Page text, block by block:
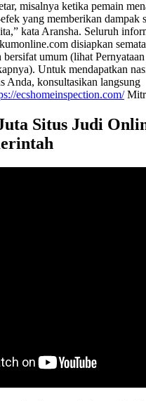
misalnya ketika pemain
yang memberikan dampak
kata Aransha. Seluruh
disiapkan
umum (lihat Pernyataan
Untuk mendapatkan
Anda, konsultasikan langsung
ecshomeinspection.com/
Situs Judi